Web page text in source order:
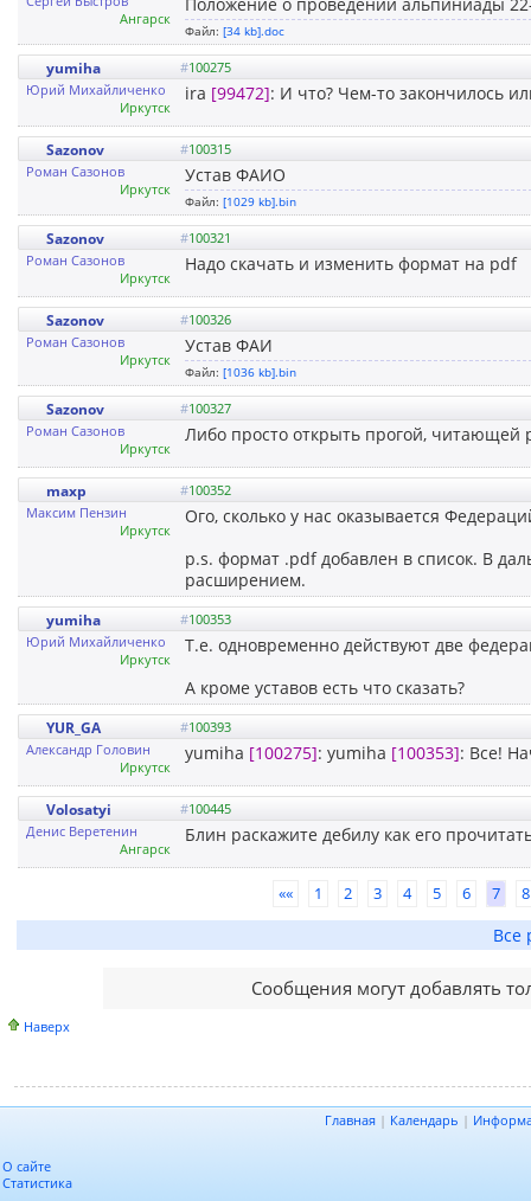
Ангарск
Файл: [34 kb].doc
yumiha #100275
Юрий Михайличенко
Иркутск
ira [99472]: И что? Чем-то закончилось
Sazonov #100315
Роман Сазонов
Иркутск
Устав ФАИО
Файл: [1029 kb].bin
Sazonov #100321
Роман Сазонов
Иркутск
Надо скачать и изменить формат на pdf
Sazonov #100326
Роман Сазонов
Иркутск
Устав ФАИ
Файл: [1036 kb].bin
Sazonov #100327
Роман Сазонов
Иркутск
Либо просто открыть прогой, читающей
maxp #100352
Максим Пензин
Иркутск
Ого, сколько у нас оказывается
p.s. формат .pdf добавлен в список. В
расширением.
yumiha #100353
Юрий Михайличенко
Иркутск
Т.е. одновременно действуют две
А кроме уставов есть что сказать?
YUR_GA #100393
Александр Головин
Иркутск
yumiha [100275]: yumiha [100353]: Все!
Volosatyi #100445
Денис Веретенин
Ангарск
Блин раскажите дебилу как его
«« 1 2 3 4 5 6 7 8
Все
Сообщения могут добавлять
Наверх
Главная | Календарь |
О сайте
Статистика